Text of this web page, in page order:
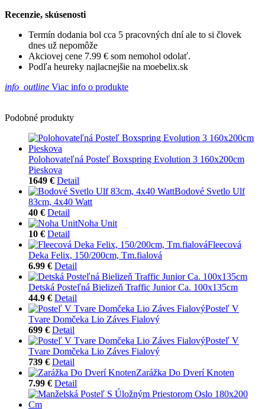
Recenzie, skúsenosti
Termín dodania bol cca 5 pracovných dní ale to si človek
dnes už nepomôže
Akciovej cene 7.99 € som nemohol odolať.
Podľa heureky najlacnejšie na moebelix.sk
info_outline Viac info o produkte
Podobné produkty
Polohovateľná Posteľ Boxspring Evolution 3 160x200cm
Pieskova
1649 € Detail
Bodové Svetlo Ulf
83cm, 4x40 Watt
40 € Detail
Noha Unit
10 € Detail
Fleecová
Deka Felix, 150/200cm, Tm.fialová
6.99 € Detail
Detská Posteľná Bielizeň Traffic Junior Ca. 100x135cm
44.9 € Detail
Posteľ V
Tvare Domčeka Lio Záves Fialový
699 € Detail
Posteľ V
Tvare Domčeka Lio Záves Fialový
739 € Detail
Zarážka Do Dverí Knoten
7.99 € Detail